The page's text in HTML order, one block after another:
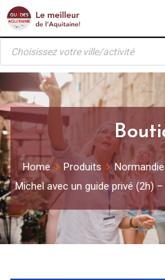
Skip
content
Recherche
produits
Home Produits Normandie
Michel avec un guide privé (2h)